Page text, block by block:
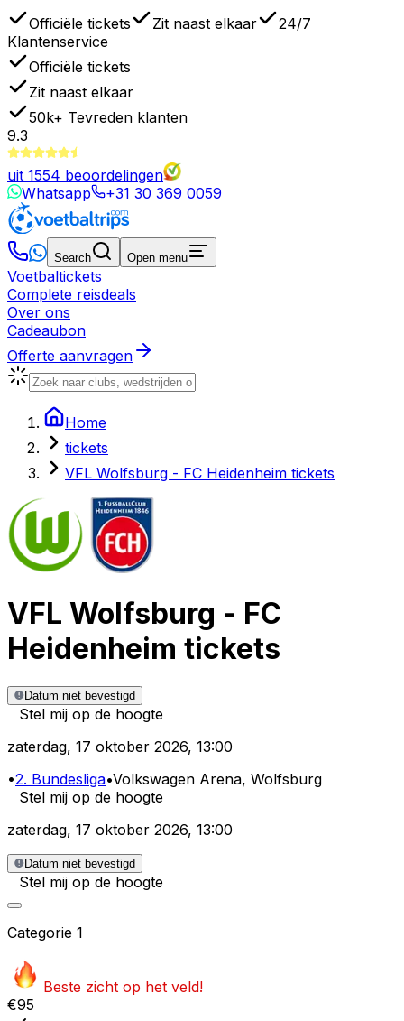
Officiële tickets Zit naast elkaar
24/7
Klantenservice
Officiële tickets
Zit naast elkaar
50k+ Tevreden klanten
9.3
uit 1554 beoordelingen
Whatsapp
+31 30 369 0059
Search Open menu
Voetbaltickets
Complete reisdeals
Over ons
Cadeaubon
Offerte aanvragen
Home
tickets
VFL Wolfsburg - FC Heidenheim tickets
VFL Wolfsburg - FC
Heidenheim tickets
Datum niet bevestigd
Stel mij op de hoogte
zaterdag, 17 oktober 2026, 13:00
•2. Bundesliga•Volkswagen Arena, Wolfsburg
Stel mij op de hoogte
zaterdag, 17 oktober 2026, 13:00
Datum niet bevestigd
Stel mij op de hoogte
Categorie 1
Beste zicht op het veld!
€95